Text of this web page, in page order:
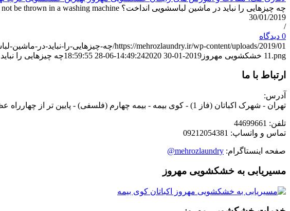
چه چیزهایی را نباید در ماشین لباسشویی انداخت؟ What should not be thrown in a washing machine? چه چیزهایی را نباید در ماشین لباسشویی انداخت ؟ سوالی است که برای اکثر مخاطبان بوجود می آی…
30/01/2019
/
0 دیدگاه
https://mehrozlaundry.ir/wp-content/uploads/2019/01/چه-چیزهایی-را-نباید-در-ماشین-لباسشویی-انداخت.jpg
11.png خشکشویی مهروز 2019-01-30 14:49:24
2020-06-28 18:59:55 چه چیزهایی را
ارتباط با ما
آدرس:
تهران - شهرک اکباتان (فاز 1) - کوی بیمه - بیمه چهارم (فلسفی) - پایین تر از چهارراه عظیمی - نبش کوچه تیرداد - پلاک 70.2 - خشکشویی مهروز
تلفن: 44699661
تماس و واتساپ: 09212054381
صفحه اینستاگرام: mehrozlaundry@
مسیریابی به خشکشویی مهروز